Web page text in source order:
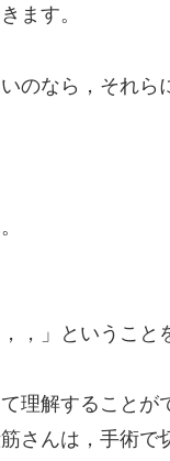
ます。
のなら，それら
，」ということ
理解することが
さんは，手術で